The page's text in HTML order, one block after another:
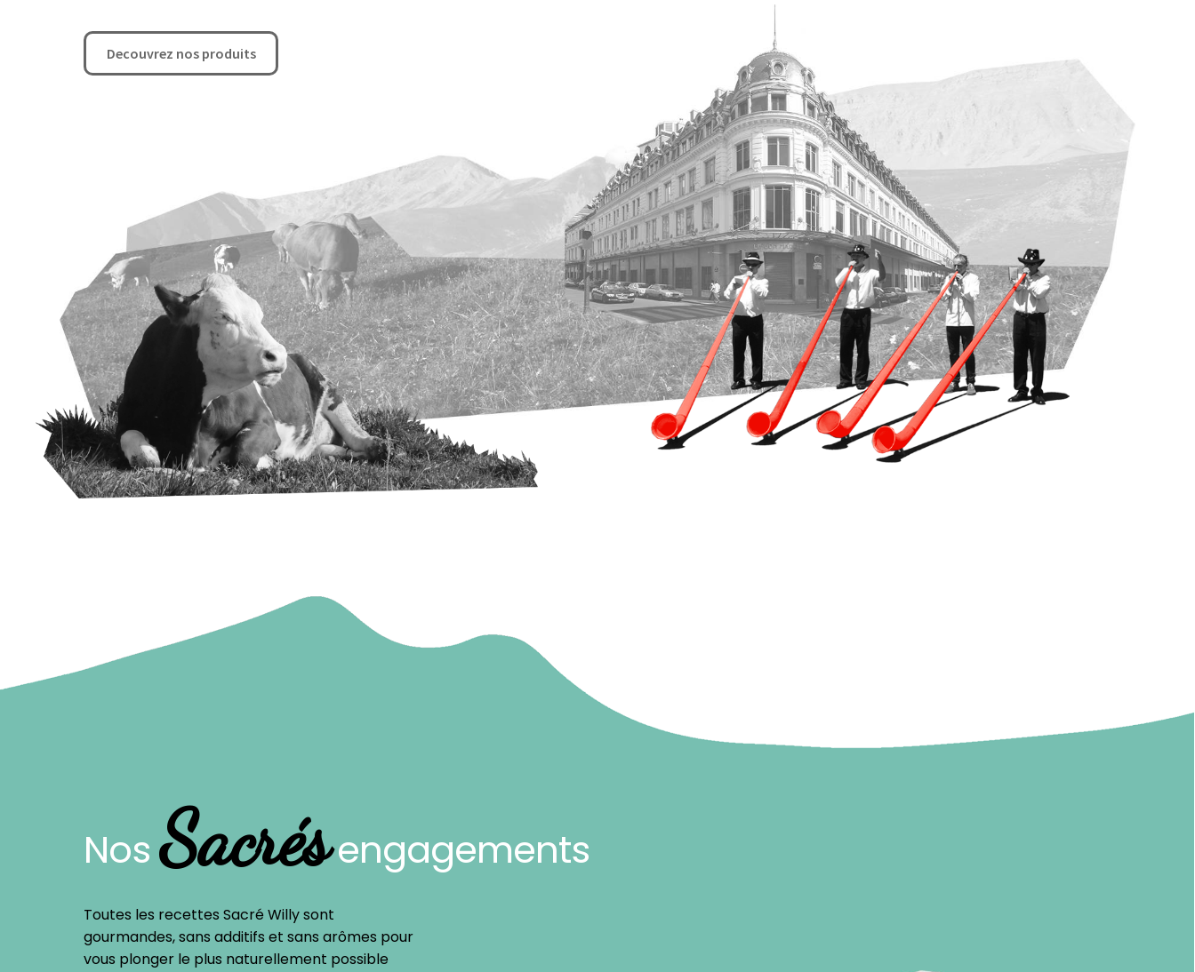
Decouvrez nos produits
NosSacrésengagements
Toutes les recettes Sacré Willy sont
gourmandes, sans additifs et sans arômes pour
vous plonger le plus naturellement possible